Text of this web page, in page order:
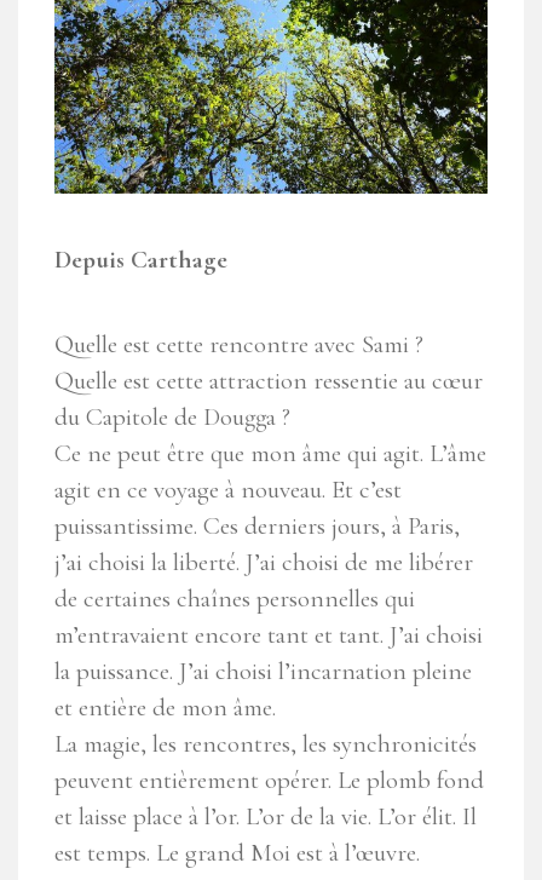
Depuis Carthage
Quelle est cette rencontre avec Sami ?
Quelle est cette attraction ressentie au cœur
du Capitole de Dougga ?
Ce ne peut être que mon âme qui agit. L’âme
agit en ce voyage à nouveau. Et c’est
puissantissime. Ces derniers jours, à Paris,
j’ai choisi la liberté. J’ai choisi de me libérer
de certaines chaînes personnelles qui
m’entravaient encore tant et tant. J’ai choisi
la puissance. J’ai choisi l’incarnation pleine
et entière de mon âme.
La magie, les rencontres, les synchronicités
peuvent entièrement opérer. Le plomb fond
et laisse place à l’or. L’or de la vie. L’or élit. Il
est temps. Le grand Moi est à l’œuvre.